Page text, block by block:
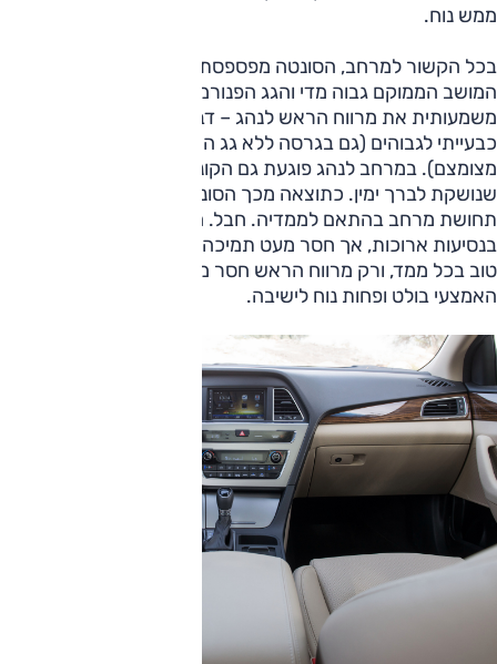
ממש נוח.
בכל הקשור למרחב, הסונטה מפספסת מעט בגזרת הנהג.
המושב הממוקם גבוה מדי והגג הפנורמי ברכב המבחן מצמצמים
משמעותית את מרווח הראש לנהג – דבר שעשוי להתגלות
כבעייתי לגבוהים (גם בגרסה ללא גג השמש, מרווח הראש
מצומצם). במרחב לנהג פוגעת גם הקונסולה המרכזית הרחבה,
שנושקת לברך ימין. כתוצאה מכך הסונטה לא מצליחה לייצר
תחושת מרחב בהתאם לממדיה. חבל. המושב עצמו התגלה כנוח
בנסיעות ארוכות, אך חסר מעט תמיכה לירכיים. המרחב מאחור
טוב בכל ממד, ורק מרווח הראש חסר מעט לגבוהים. המושב
האמצעי בולט ופחות נוח לישיבה.